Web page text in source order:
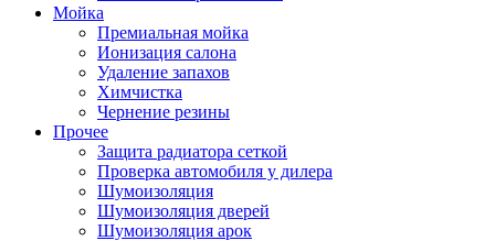
Мойка
Премиальная мойка
Ионизация салона
Удаление запахов
Химчистка
Чернение резины
Прочее
Защита радиатора сеткой
Проверка автомобиля у дилера
Шумоизоляция
Шумоизоляция дверей
Шумоизоляция арок